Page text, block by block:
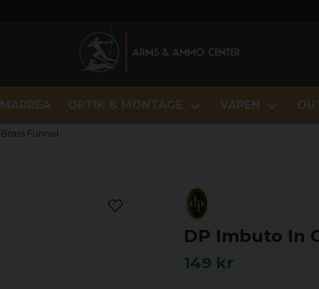
OPTIK & MONTAGE VAPEN
Funnel
DP Imbuto In
149 kr